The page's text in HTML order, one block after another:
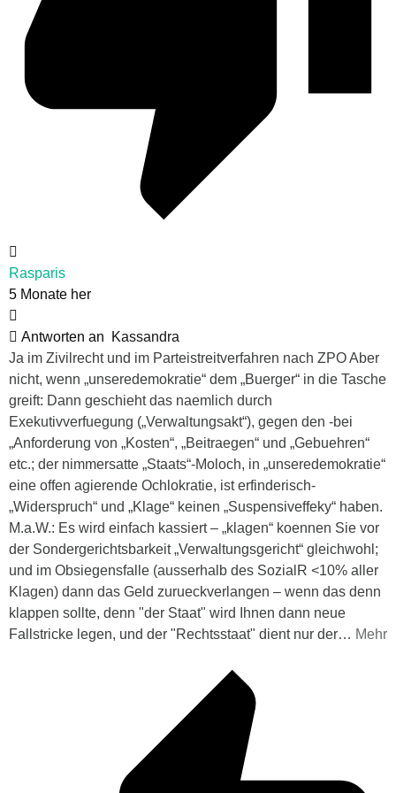
Rasparis
5 Monate her
Antworten an
Kassandra
Ja im Zivilrecht und im Parteistreitverfahren nach ZPO Aber
nicht, wenn „unseredemokratie“ dem „Buerger“ in die Tasche
greift: Dann geschieht das naemlich durch
Exekutivverfuegung („Verwaltungsakt“), gegen den -bei
„Anforderung von „Kosten“, „Beitraegen“ und „Gebuehren“
etc.; der nimmersatte „Staats“-Moloch, in „unseredemokratie“
eine offen agierende Ochlokratie, ist erfinderisch-
„Widerspruch“ und „Klage“ keinen „Suspensiveffeky“ haben.
M.a.W.: Es wird einfach kassiert – „klagen“ koennen Sie vor
der Sondergerichtsbarkeit „Verwaltungsgericht“ gleichwohl;
und im Obsiegensfalle (ausserhalb des SozialR <10% aller
Klagen) dann das Geld zurueckverlangen – wenn das denn
klappen sollte, denn "der Staat" wird Ihnen dann neue
Fallstricke legen, und der "Rechtsstaat" dient nur der… Mehr